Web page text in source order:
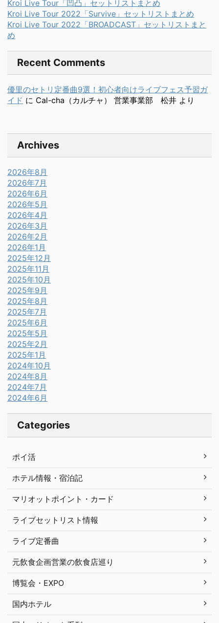
Kroi Live Tour「凹凸」セットリストまとめ
Kroi Live Tour 2022「Survive」セットリストまとめ
Kroi Live Tour 2022「BROADCAST」セットリストまと
め
Recent Comments
優里のセトリ定番曲9選！初心者向けライブフェス予習ガ
イド に Cal-cha（カルチャ） 営業事業部 松井 より
Archives
2026年8月
2026年7月
2026年6月
2026年5月
2026年4月
2026年3月
2026年2月
2026年1月
2025年12月
2025年11月
2025年10月
2025年9月
2025年8月
2025年7月
2025年6月
2025年5月
2025年2月
2025年1月
2024年10月
2024年8月
2024年7月
2024年6月
Categories
ポイ活
ホテル情報・宿泊記
マリオットポイント・カード
ライブセットリスト情報
ライブ定番曲
元飲食企画営業の飲食店巡り
博覧会・EXPO
国内ホテル